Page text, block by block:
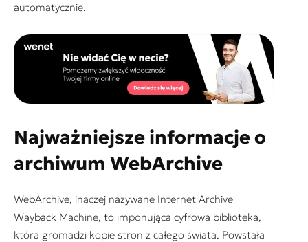
automatycznie.
Najważniejsze informacje o
archiwum WebArchive
WebArchive, inaczej nazywane Internet Archive
Wayback Machine, to imponująca cyfrowa biblioteka,
która gromadzi kopie stron z całego świata. Powstała